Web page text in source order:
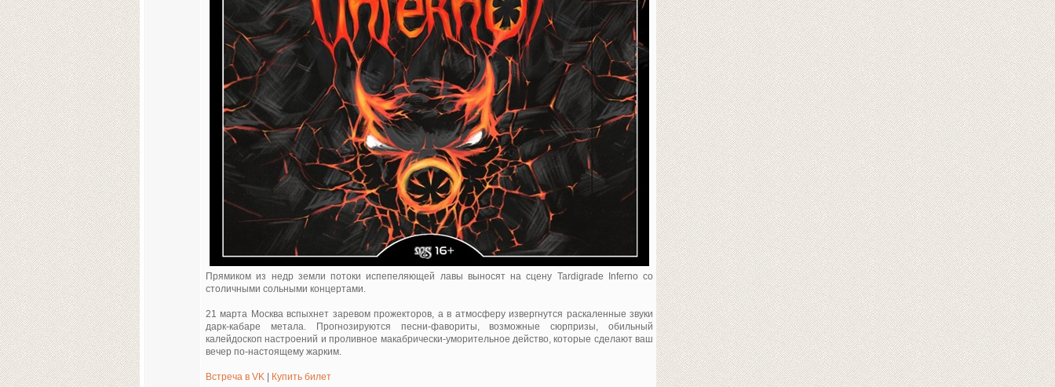
Прямиком из недр земли потоки испепеляющей лавы выносят на сцену Tardigrade Inferno со
столичными сольными концертами.
21 марта Москва вспыхнет заревом прожекторов, а в атмосферу извергнутся раскаленные звуки
дарк-кабаре метала. Прогнозируются песни-фавориты, возможные сюрпризы, обильный
калейдоскоп настроений и проливное макабрически-уморительное действо, которые сделают ваш
вечер по-настоящему жарким.
Встреча в VK Купить билет